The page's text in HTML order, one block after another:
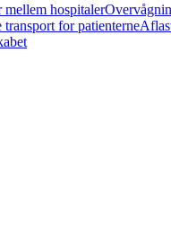
mellem hospitaler
transport for patienterne